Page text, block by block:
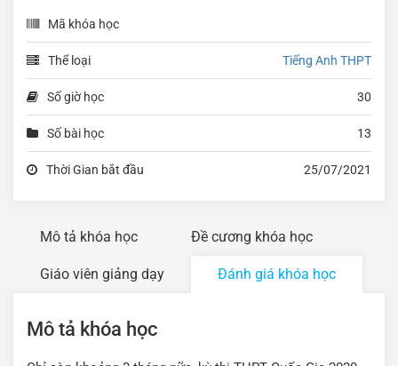
Mã khóa học
Thể loại Tiếng Anh THPT
Số giờ học 30
Số bài học 13
Thời Gian bắt đầu 25/07/2021
Mô tả khóa học Đề cương khóa học
Giáo viên giảng dạy Đánh giá khóa học
Mô tả khóa học